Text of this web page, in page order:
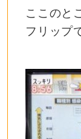
ここのと
フリップ